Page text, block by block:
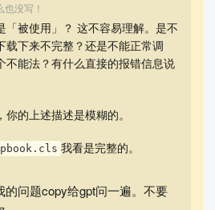
没写！
「被使用」？ 这不容易理解。是不
载下来不完整？还是不能正常调
不能法？有什么直接的报错信息说
的上述描述是模糊的。
我看是完整的。
的问题copy给gpt问一遍。不要